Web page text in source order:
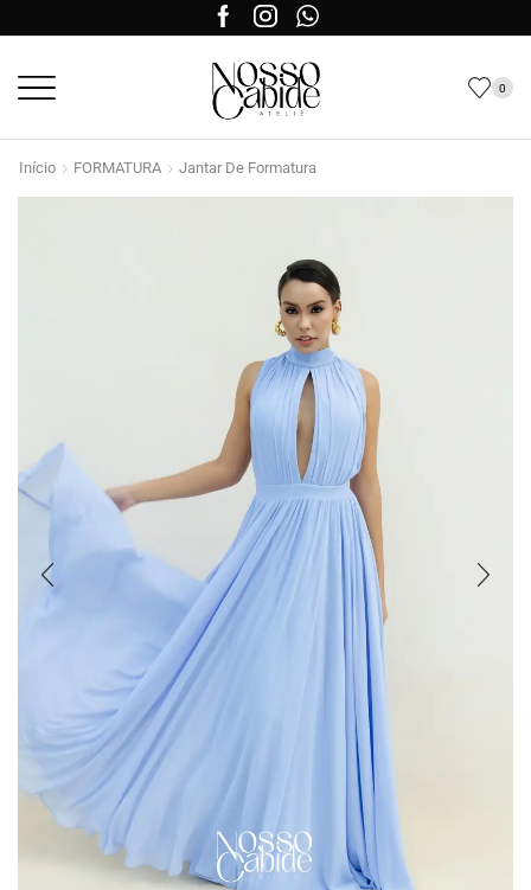
0
Início FORMATURA Jantar De Formatura